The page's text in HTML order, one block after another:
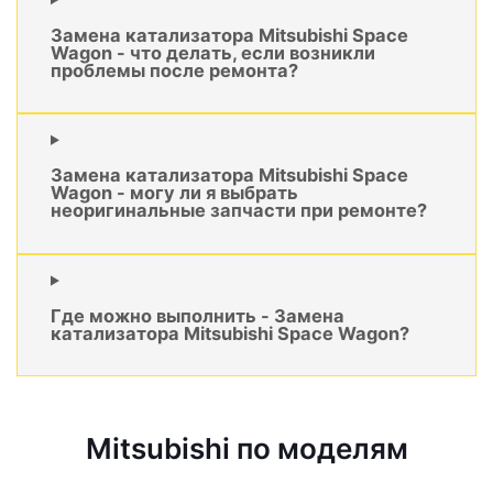
Замена катализатора Mitsubishi Space
Wagon - что делать, если возникли
проблемы после ремонта?
Замена катализатора Mitsubishi Space
Wagon - могу ли я выбрать
неоригинальные запчасти при ремонте?
Где можно выполнить - Замена
катализатора Mitsubishi Space Wagon?
Mitsubishi по моделям